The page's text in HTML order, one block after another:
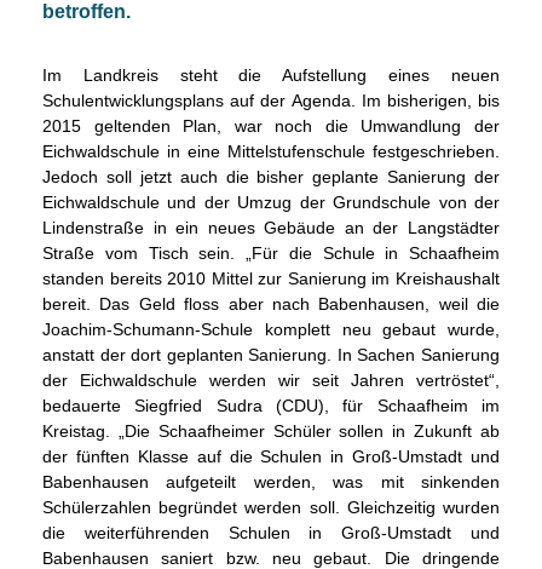
betroffen.
Im Landkreis steht die Aufstellung eines neuen
Schulentwicklungsplans auf der Agenda. Im bisherigen, bis
2015 geltenden Plan, war noch die Umwandlung der
Eichwaldschule in eine Mittelstufenschule festgeschrieben.
Jedoch soll jetzt auch die bisher geplante Sanierung der
Eichwaldschule und der Umzug der Grundschule von der
Lindenstraße in ein neues Gebäude an der Langstädter
Straße vom Tisch sein. „Für die Schule in Schaafheim
standen bereits 2010 Mittel zur Sanierung im Kreishaushalt
bereit. Das Geld floss aber nach Babenhausen, weil die
Joachim-Schumann-Schule komplett neu gebaut wurde,
anstatt der dort geplanten Sanierung. In Sachen Sanierung
der Eichwaldschule werden wir seit Jahren vertröstet“,
bedauerte Siegfried Sudra (CDU), für Schaafheim im
Kreistag. „Die Schaafheimer Schüler sollen in Zukunft ab
der fünften Klasse auf die Schulen in Groß-Umstadt und
Babenhausen aufgeteilt werden, was mit sinkenden
Schülerzahlen begründet werden soll. Gleichzeitig wurden
die weiterführenden Schulen in Groß-Umstadt und
Babenhausen saniert bzw. neu gebaut. Die dringende